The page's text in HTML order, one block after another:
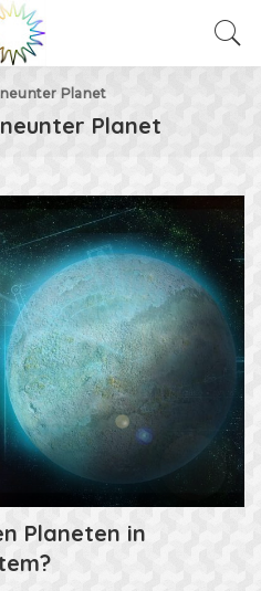
neunter Planet
neunter Planet
Planeten in